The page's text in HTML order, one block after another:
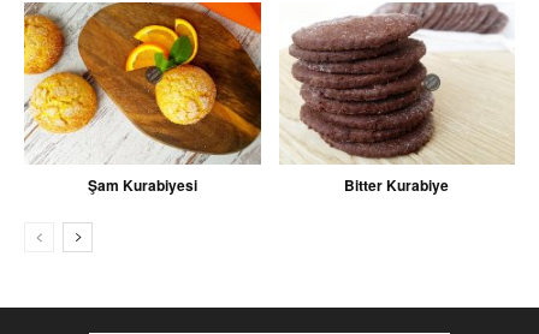
Şam Kurabiyesi Bitter Kurabiye